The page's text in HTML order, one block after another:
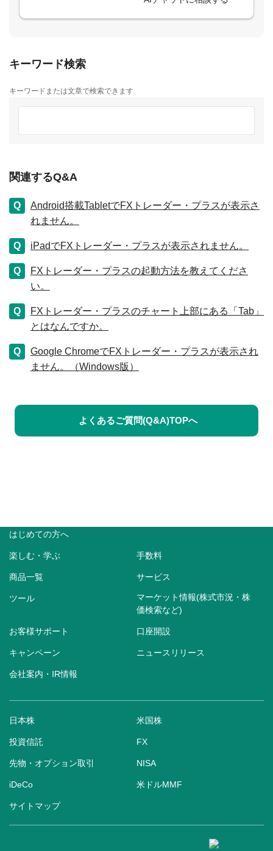
キーワード検索
キーワードまたは文章で検索できます
関連するQ&A
Android搭載TabletでFXトレーダー・プラスが表示さ
れません。
iPadでFXトレーダー・プラスが表示されません。
FXトレーダー・プラスの起動方法を教えてくださ
い。
FXトレーダー・プラスのチャート上部にある「Tab」
とはなんですか。
Google ChromeでFXトレーダー・プラスが表示され
ません。（Windows版）
よくあるご質問(Q&A)TOPへ
はじめての方へ
楽しむ・学ぶ 手数料
商品一覧 サービス
ツール
マーケット情報(株式市況・株
価検索など)
お客様サポート 口座開設
キャンペーン ニュースリリース
会社案内・IR情報
日本株 米国株
投資信託 FX
先物・オプション取引 NISA
iDeCo 米ドルMMF
サイトマップ